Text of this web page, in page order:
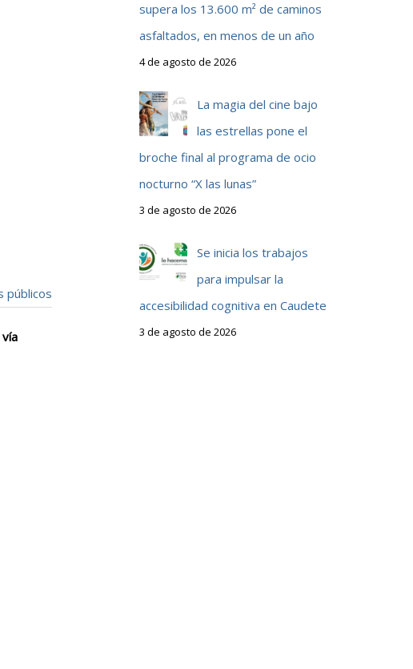
públicos
supera los 13.600 m² de caminos
asfaltados, en menos de un año
4 de agosto de 2026
La magia del cine bajo
las estrellas pone el
broche final al programa de ocio
nocturno “X las lunas”
3 de agosto de 2026
Se inicia los trabajos
para impulsar la
accesibilidad cognitiva en Caudete
3 de agosto de 2026